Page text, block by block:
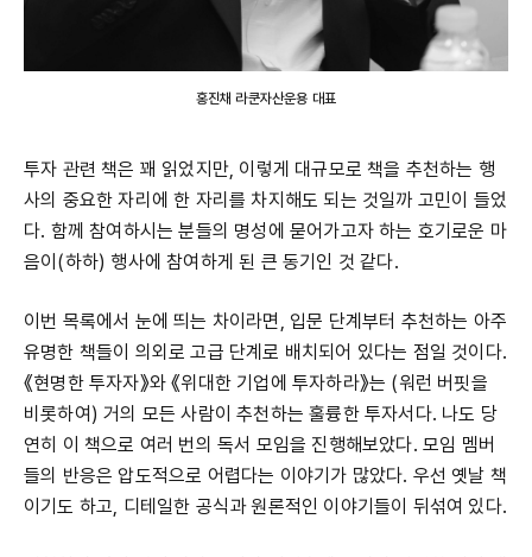
홍진채 라쿤자산운용 대표
투자 관련 책은 꽤 읽었지만, 이렇게 대규모로 책을 추천하는 행
사의 중요한 자리에 한 자리를 차지해도 되는 것일까 고민이 들었
다. 함께 참여하시는 분들의 명성에 묻어가고자 하는 호기로운 마
음이(하하) 행사에 참여하게 된 큰 동기인 것 같다.
이번 목록에서 눈에 띄는 차이라면, 입문 단계부터 추천하는 아주
유명한 책들이 의외로 고급 단계로 배치되어 있다는 점일 것이다.
《현명한 투자자》와 《위대한 기업에 투자하라》는 (워런 버핏을
비롯하여) 거의 모든 사람이 추천하는 훌륭한 투자서다. 나도 당
연히 이 책으로 여러 번의 독서 모임을 진행해보았다. 모임 멤버
들의 반응은 압도적으로 어렵다는 이야기가 많았다. 우선 옛날 책
이기도 하고, 디테일한 공식과 원론적인 이야기들이 뒤섞여 있다.